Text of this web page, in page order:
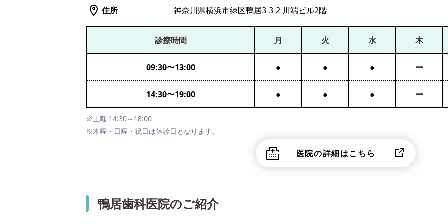
住所 神奈川県横浜市緑区鴨居3-3-2 川端ビル2階
診療時間 月 火 水 木
09:30〜13:00 ● ● ● ー
14:30〜19:00 ● ● ● ー
※土曜 14:30～18:00
※木曜・日曜・祝日は休診日となります。
医院の詳細はこちら
鴨居歯科医院のご紹介